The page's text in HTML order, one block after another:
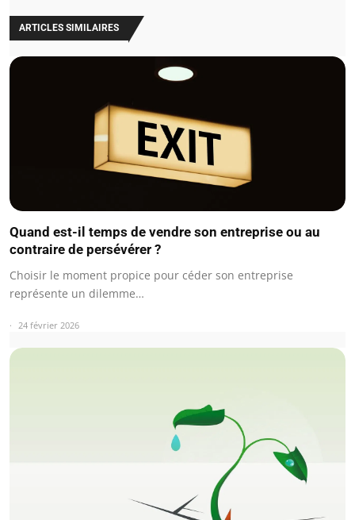
ARTICLES SIMILAIRES
Quand est-il temps de vendre son entreprise ou au
contraire de persévérer ?
Choisir le moment propice pour céder son entreprise
représente un dilemme…
24 février 2026